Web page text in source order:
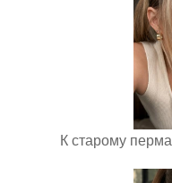
К старому